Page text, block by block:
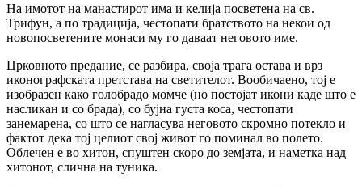
На имотот на манастирот има и келија посветена на св.
Трифун, а по традиција, честопати братството на некои од
новопосветените монаси му го даваат неговото име.
Црковното предание, се разбира, своја трага остава и врз
иконографската претстава на светителот. Вообичаено, тој е
изобразен како голобрадо момче (но постојат икони каде што е
насликан и со брада), со бујна густа коса, честопати
занемарена, со што се нагласува неговото скромно потекло и
фактот дека тој целиот свој живот го поминал во полето.
Облечен е во хитон, спуштен скоро до земјата, и наметка над
хитонот, слична на туника.